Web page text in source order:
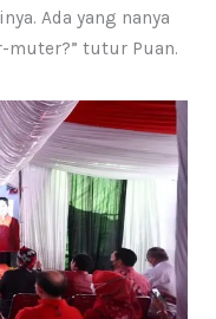
Ada yang nanya
muter?” tutur Puan.